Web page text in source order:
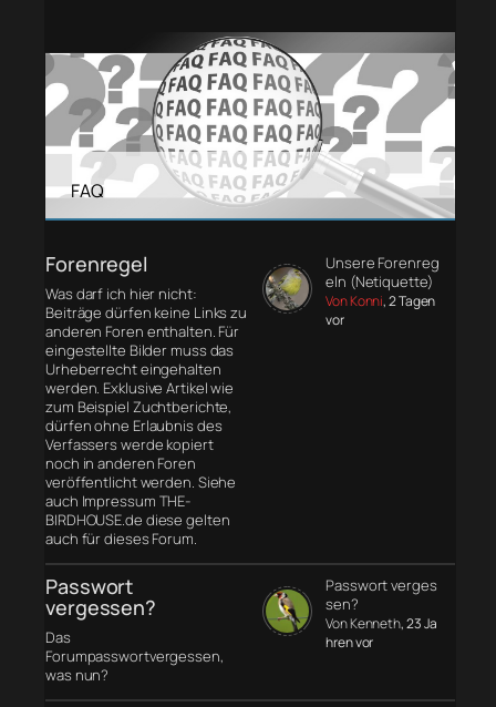
FAQ
Forenregel
Was darf ich hier nicht:
Beiträge dürfen keine Links zu
anderen Foren enthalten. Für
eingestellte Bilder muss das
Urheberrecht eingehalten
werden. Exklusive Artikel wie
zum Beispiel Zuchtberichte,
dürfen ohne Erlaubnis des
Verfassers werde kopiert
noch in anderen Foren
veröffentlicht werden. Siehe
auch Impressum THE-
BIRDHOUSE.de diese gelten
auch für dieses Forum.
Unsere Forenreg
eln (Netiquette)
Von Konni, 2 Tagen
vor
Passwort
vergessen?
Das
Forumpasswortvergessen,
was nun?
Passwort verges
sen?
Von Kenneth, 23 Ja
hren vor